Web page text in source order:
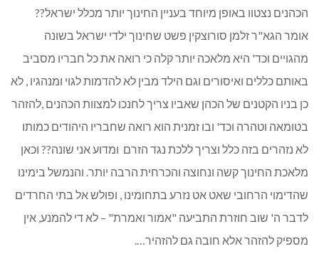
הכהנים נצטוו באופן מיוחד בעניין החינוך יותר מכלל ישראל??
אומר הגא"ר זלמן סורוצקין פשט שחינוך ילדי ישראל בשונה
מהגויים וכד' היא מלאכה יותר קלה כי רואה את כל חבריו מסביב
באותם כללים ואיסורים וגם הילד מבין לא להדמות לגוי ומנהגיו , לא
כן בניו הקטנים של הכהן שאביו צריך לחנכו למצוות הכהנים ,להזהר
בטומאה וטהרה וכד' ובו זמנית הוא רואה שחבריו היהודים כמותו
לא נזהרים בזה כלל וצריך ללכת נגד הזרם ומדוע אני שונה?? וכאן
מלאכת החינוך קשה ונחוצה והכרחית הרבה יותר. והנמשל בימינו
שהדימוי הרחובי שאט אט נזרע בתחומינו , ופולש אל בתי החרדים
לדבר ה' שוב חוזרת התביעה "אמור ואמרת" – לא די להמנע, אין
מספיק להזהר אלא חובה גם להזהיר….